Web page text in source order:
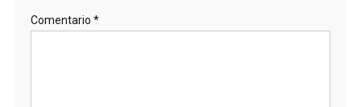
Comentario *